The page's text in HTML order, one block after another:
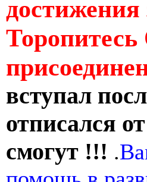
достижения
вступал
отписался
смогут !!! .